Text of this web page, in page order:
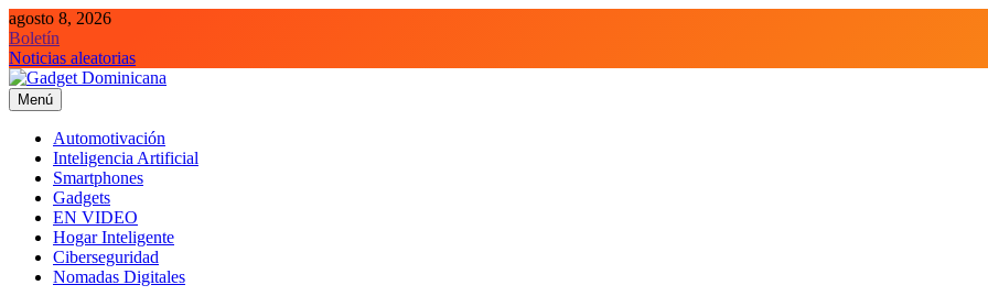
Saltar
al
contenido
agosto 8, 2026
Boletín
Noticias aleatorias
Gadget Dominicana
Gadgets, Autos y Tecnología de consumo
Menú
Automotivación
Inteligencia Artificial
Smartphones
Gadgets
EN VIDEO
Hogar Inteligente
Ciberseguridad
Nomadas Digitales